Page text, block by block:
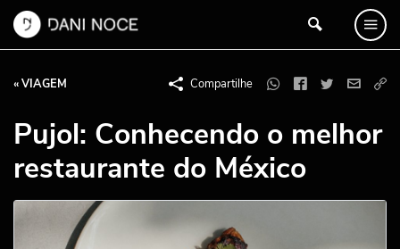
« VIAGEM Compartilhe
Pujol: Conhecendo o melhor
restaurante do México